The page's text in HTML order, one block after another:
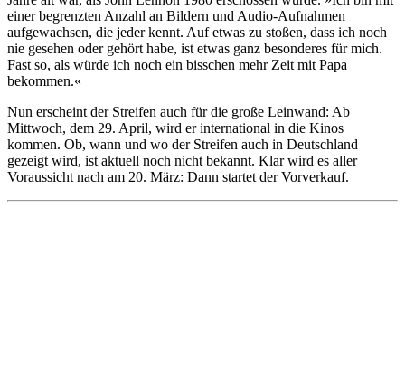
einer begrenzten Anzahl an Bildern und Audio-Aufnahmen
aufgewachsen, die jeder kennt. Auf etwas zu stoßen, dass ich noch
nie gesehen oder gehört habe, ist etwas ganz besonderes für mich.
Fast so, als würde ich noch ein bisschen mehr Zeit mit Papa
bekommen.«
Nun erscheint der Streifen auch für die große Leinwand: Ab
Mittwoch, dem 29. April, wird er international in die Kinos
kommen. Ob, wann und wo der Streifen auch in Deutschland
gezeigt wird, ist aktuell noch nicht bekannt. Klar wird es aller
Voraussicht nach am 20. März: Dann startet der Vorverkauf.